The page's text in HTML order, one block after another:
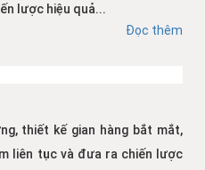
lược hiệu quả...
Đọc thêm
thiết kế gian hàng bắt mắt,
liên tục và đưa ra chiến lược